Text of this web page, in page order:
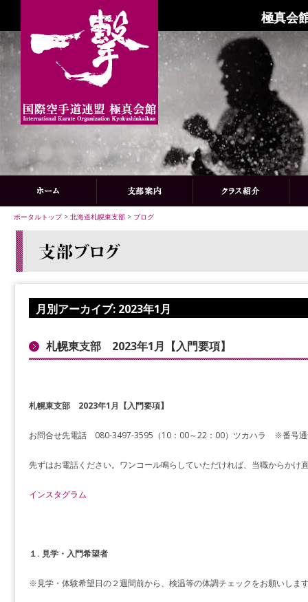
極真会
ポータルトップ> 北海道札幌東支部 > ブログ
月別アーカイブ: 2023年1月
札幌東支部 2023年1月【入門要項】
札幌東支部 2023年1月【入門要項】
お問合せ先電話 080-3497-3595（10：00～22：00）ツカハラ ※番号通
先ずはお電話ください。ワンコール鳴らしていただければ、当職からかけ
インスタグラム
１. 見学・入門希望者
※見学・体験希望日の２週間前から、検温等の体調チェックをお願いしま